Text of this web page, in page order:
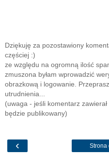
Dziękuję za pozostawiony
częściej :)
ze względu na ogromną ilość
zmuszona byłam wprowadzić
obrazkową i logowanie.
utrudnienia...
(uwaga - jeśli komentarz
będzie publikowany)
‹ Strona